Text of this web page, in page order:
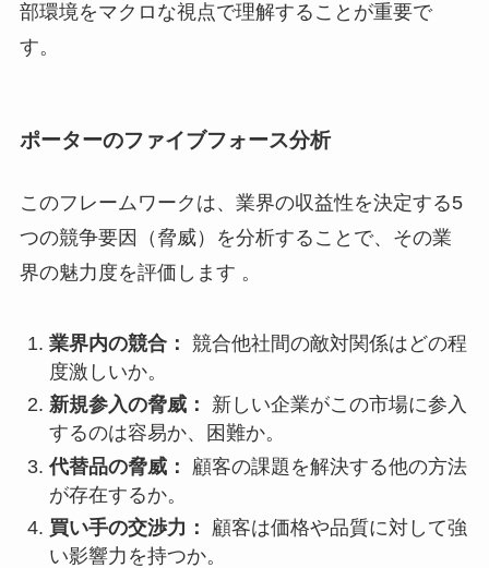
部環境をマクロな視点で理解することが重要で
す。
ポーターのファイブフォース分析
このフレームワークは、業界の収益性を決定する5
つの競争要因（脅威）を分析することで、その業
界の魅力度を評価します 。
業界内の競合： 競合他社間の敵対関係はどの程
度激しいか。
新規参入の脅威：
新しい企業がこの市場に参入
するのは容易か、困難か。
代替品の脅威：
顧客の課題を解決する他の方法
が存在するか。
買い手の交渉力：
顧客は価格や品質に対して強
い影響力を持つか。